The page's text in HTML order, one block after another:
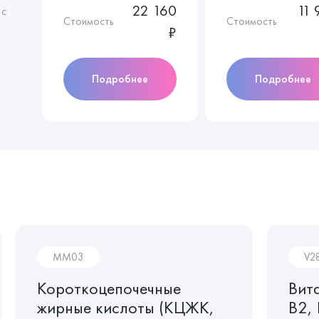
Стоимость
22 160
₽
Подробнее
Стоимость
11
Подробнее
MM03
Короткоцепочечные
жирные кислоты (КЦЖК,
B2,